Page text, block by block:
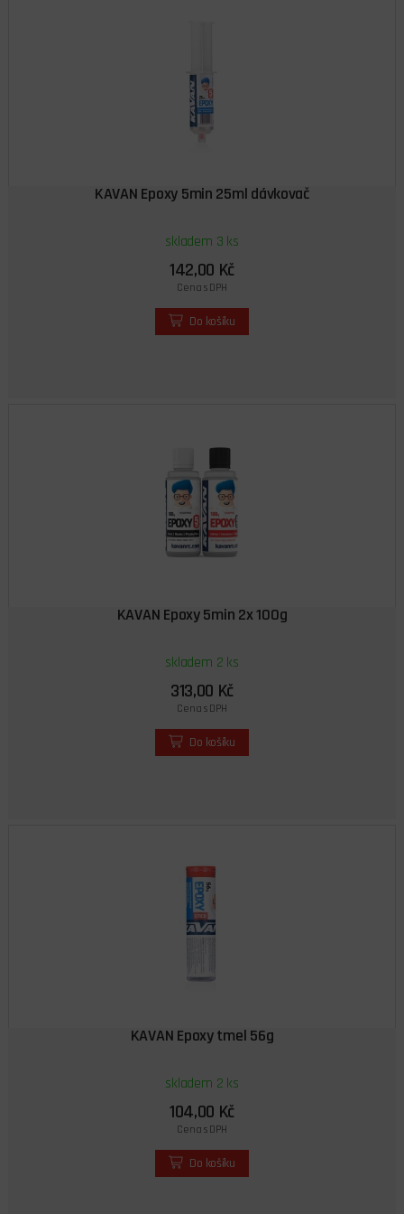
KAVAN Epoxy 5min 25ml dávkovač
skladem 3 ks
142,00 Kč
Cena s DPH
Do košíku
KAVAN Epoxy 5min 2x 100g
skladem 2 ks
313,00 Kč
Cena s DPH
Do košíku
KAVAN Epoxy tmel 56g
skladem 2 ks
104,00 Kč
Cena s DPH
Do košíku